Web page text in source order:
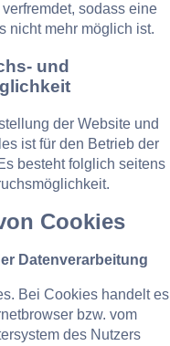
sodass eine
nicht mehr möglich ist.
und
der Website und
ist für den Betrieb der
besteht folglich seitens
Cookies
Datenverarbeitung
Bei Cookies handelt es
bzw. vom
des Nutzers